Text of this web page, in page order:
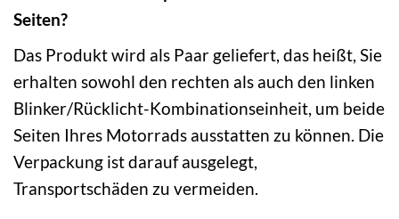
Seiten?
Das Produkt wird als Paar geliefert, das heißt, Sie
erhalten sowohl den rechten als auch den linken
Blinker/Rücklicht-Kombinationseinheit, um beide
Seiten Ihres Motorrads ausstatten zu können. Die
Verpackung ist darauf ausgelegt,
Transportschäden zu vermeiden.